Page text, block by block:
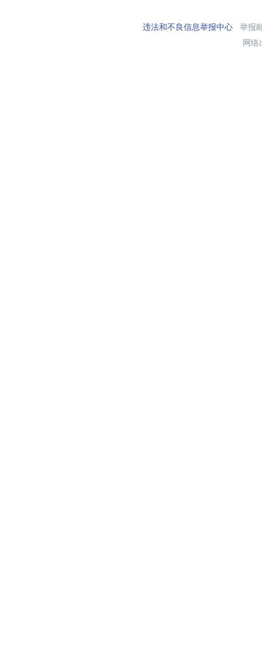
违法和不良信息举报中心举报
网